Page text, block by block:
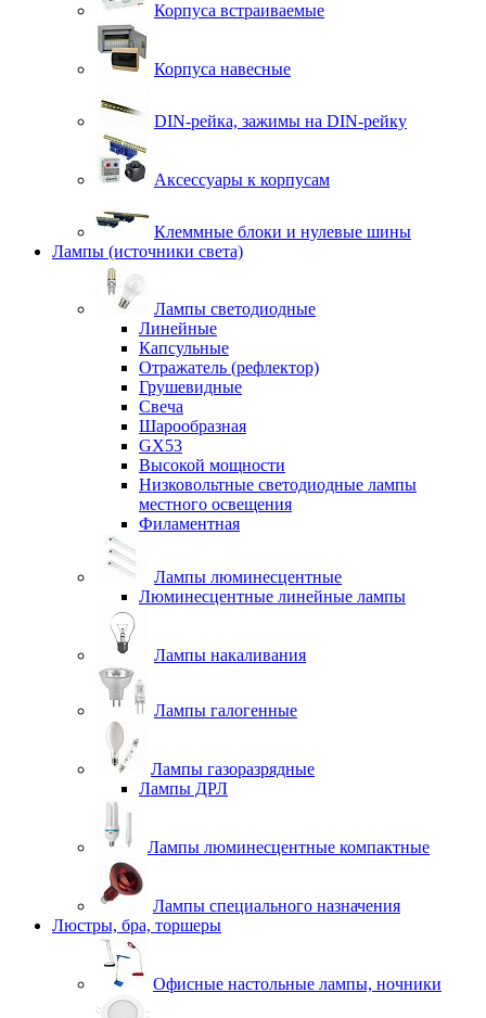
Корпуса встраиваемые
Корпуса навесные
DIN-рейка, зажимы на DIN-рейку
Аксессуары к корпусам
Клеммные блоки и нулевые шины
Лампы (источники света)
Лампы светодиодные
Линейные
Капсульные
Отражатель (рефлектор)
Грушевидные
Свеча
Шарообразная
GX53
Высокой мощности
Низковольтные светодиодные лампы
местного освещения
Филаментная
Лампы люминесцентные
Люминесцентные линейные лампы
Лампы накаливания
Лампы галогенные
Лампы газоразрядные
Лампы ДРЛ
Лампы люминесцентные компактные
Лампы специального назначения
Люстры, бра, торшеры
Офисные настольные лампы, ночники